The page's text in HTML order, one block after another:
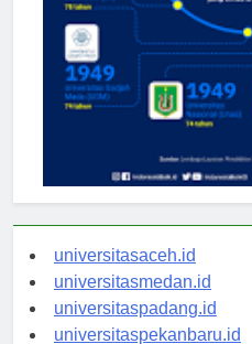
universitasaceh.id
universitasmedan.id
universitaspadang.id